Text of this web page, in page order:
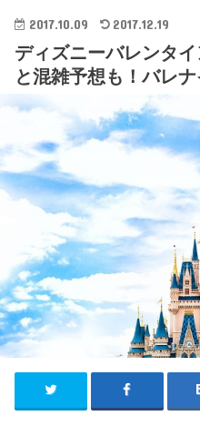
2017.10.09 2017.12.19
ディズニーバレンタ
と混雑予想も！バレ